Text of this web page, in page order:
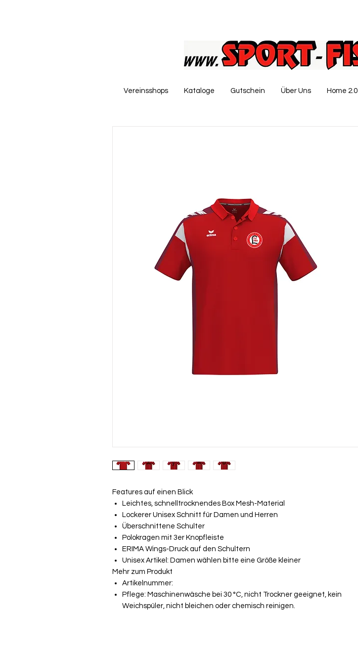
Vereinsshops Kataloge Gutschein Über Uns Home 2.0
Features auf einen Blick
Leichtes, schnelltrocknendes Box Mesh-Material
Lockerer Unisex Schnitt für Damen und Herren
Überschnittene Schulter
Polokragen mit 3er Knopfleiste
ERIMA Wings-Druck auf den Schultern
Unisex Artikel: Damen wählen bitte eine Größe kleiner
Mehr zum Produkt
Artikelnummer:
Pflege: Maschinenwäsche bei 30 °C, nicht Trockner geeignet, kein
Weichspüler, nicht bleichen oder chemisch reinigen.